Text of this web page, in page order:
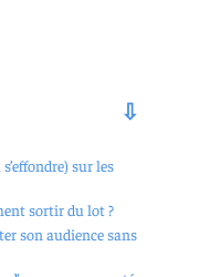
sur les
sortir du lot ?
son audience sans